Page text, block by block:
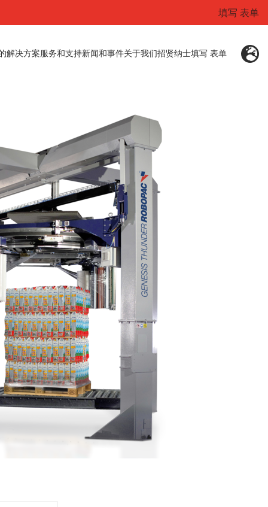
填写 表单
解决方案服务和支持新闻和事件关于我们招贤纳士填写 表单